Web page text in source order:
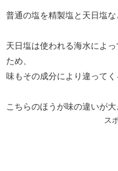
普通の塩を精製塩と天日塩な
天日塩は使われる海水によ
ため、
味もその成分により違ってく
こちらのほうが味の違いが大
ス